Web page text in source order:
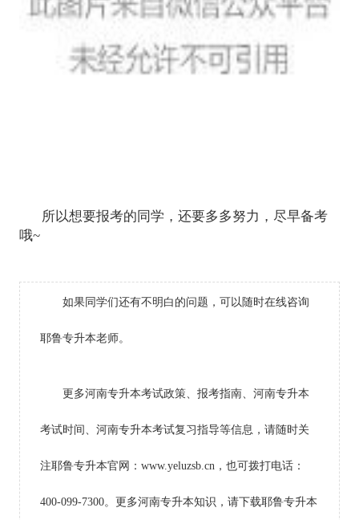
所以想要报考的同学，还要多多努力，尽早备考
哦~
如果同学们还有不明白的问题，可以随时在线咨询
耶鲁专升本老师。
更多河南专升本考试政策、报考指南、河南专升本
考试时间、河南专升本考试复习指导等信息，请随时关
注耶鲁专升本官网：www.yeluzsb.cn，也可拨打电话：
400-099-7300。更多河南专升本知识，请下载耶鲁专升本